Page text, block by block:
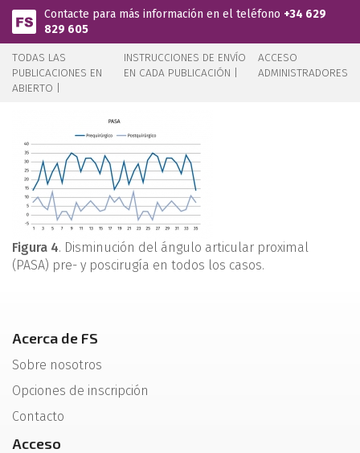
Pasar al contenido principal
Contacte para más información en el teléfono +34 629
829 605
TODAS LAS
PUBLICACIONES EN
ABIERTO |
INSTRUCCIONES DE ENVÍO
EN CADA PUBLICACIÓN |
ACCESO
ADMINISTRADORES
Figura 4. Disminución del ángulo articular proximal
(PASA) pre- y poscirugía en todos los casos.
Acerca de FS
Sobre nosotros
Opciones de inscripción
Contacto
Acceso